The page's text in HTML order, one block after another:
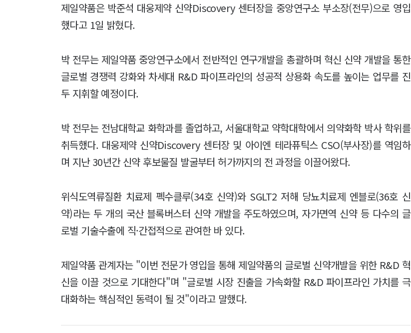
제일약품은 박준석 대웅제약 신약Discovery 센터장을 중앙연구소 부소장(전무)으로 영입
했다고 1일 밝혔다.
박 전무는 제일약품 중앙연구소에서 전반적인 연구개발을 총괄하며 혁신 신약 개발을 통한
글로벌 경쟁력 강화와 차세대 R&D 파이프라인의 성공적 상용화 속도를 높이는 업무를 진
두 지휘할 예정이다.
박 전무는 전남대학교 화학과를 졸업하고, 서울대학교 약학대학에서 의약화학 박사 학위를
취득했다. 대웅제약 신약Discovery 센터장 및 아이엔 테라퓨틱스 CSO(부사장)를 역임하
며 지난 30년간 신약 후보물질 발굴부터 허가까지의 전 과정을 이끌어왔다.
위식도역류질환 치료제 펙수클루(34호 신약)와 SGLT2 저해 당뇨치료제 엔블로(36호 신
약)라는 두 개의 국산 블록버스터 신약 개발을 주도하였으며, 자가면역 신약 등 다수의 글
로벌 기술수출에 직·간접적으로 관여한 바 있다.
제일약품 관계자는 "이번 전문가 영입을 통해 제일약품의 글로벌 신약개발을 위한 R&D 혁
신을 이끌 것으로 기대한다"며 "글로벌 시장 진출을 가속화할 R&D 파이프라인 가치를 극
대화하는 핵심적인 동력이 될 것"이라고 말했다.